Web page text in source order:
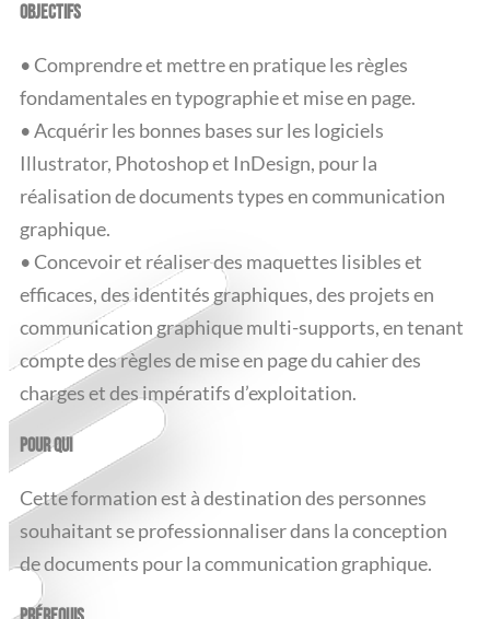
OBJECTIFS
• Comprendre et mettre en pratique les règles
fondamentales en typographie et mise en page.
• Acquérir les bonnes bases sur les logiciels
Illustrator, Photoshop et InDesign, pour la
réalisation de documents types en communication
graphique.
• Concevoir et réaliser des maquettes lisibles et
efficaces, des identités graphiques, des projets en
communication graphique multi-supports, en tenant
compte des règles de mise en page du cahier des
charges et des impératifs d’exploitation.
POUR QUI
Cette formation est à destination des personnes
souhaitant se professionnaliser dans la conception
de documents pour la communication graphique.